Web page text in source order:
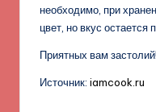
необходимо, при
цвет, но вкус остается
Приятных вам застолий!
Источник: iamcook.ru